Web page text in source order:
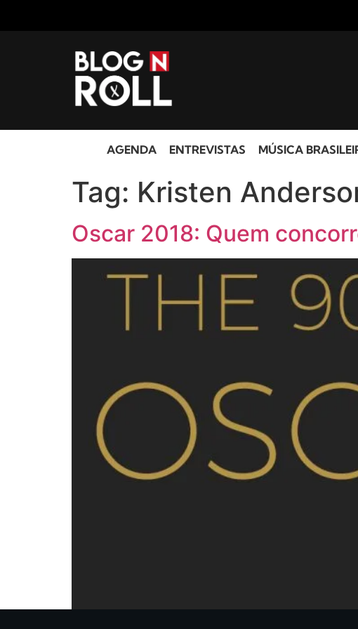
AGENDA ENTREVISTAS MÚSICA
Tag: Kristen
Oscar 2018: Quem